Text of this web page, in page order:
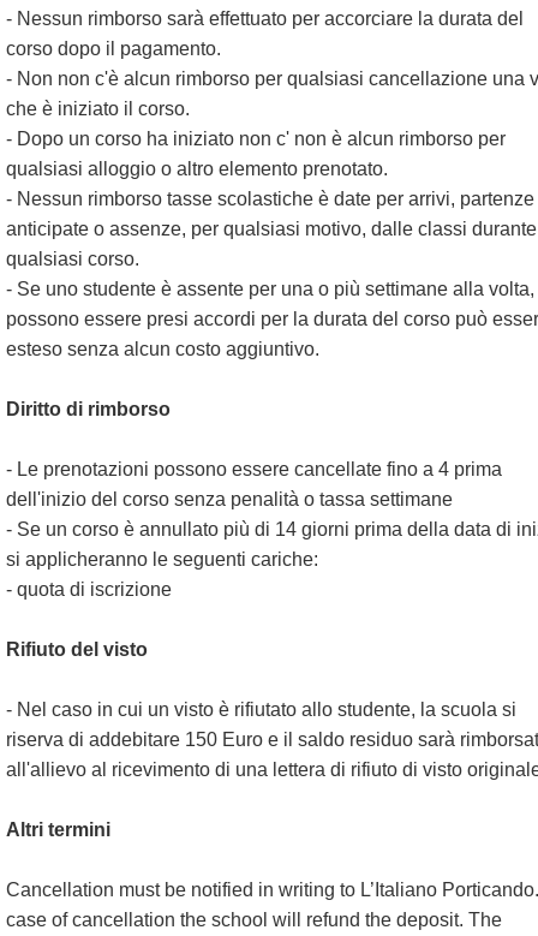
- Nessun rimborso sarà effettuato per accorciare la durata del
corso dopo il pagamento.
- Non non c'è alcun rimborso per qualsiasi cancellazione una
che è iniziato il corso.
- Dopo un corso ha iniziato non c' non è alcun rimborso per
qualsiasi alloggio o altro elemento prenotato.
- Nessun rimborso tasse scolastiche è date per arrivi, partenze
anticipate o assenze, per qualsiasi motivo, dalle classi durante
qualsiasi corso.
- Se uno studente è assente per una o più settimane alla volta,
possono essere presi accordi per la durata del corso può
esteso senza alcun costo aggiuntivo.
Diritto di rimborso
- Le prenotazioni possono essere cancellate fino a 4 prima
dell'inizio del corso senza penalità o tassa settimane
- Se un corso è annullato più di 14 giorni prima della data di
si applicheranno le seguenti cariche:
- quota di iscrizione
Rifiuto del visto
- Nel caso in cui un visto è rifiutato allo studente, la scuola si
riserva di addebitare 150 Euro e il saldo residuo sarà
all'allievo al ricevimento di una lettera di rifiuto di visto
Altri termini
Cancellation must be notified in writing to L’Italiano
case of cancellation the school will refund the deposit. The